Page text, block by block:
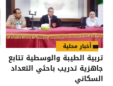
أخبار محلية
تربية الطيبة والوسطية تتابع
جاهزية تدريب باحثي التعداد
السكاني